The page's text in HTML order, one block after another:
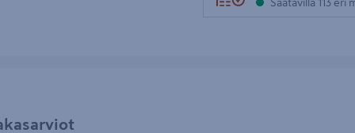
Saatavilla 113 eri